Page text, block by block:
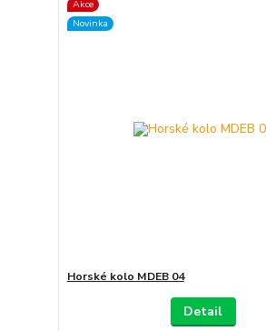
Akce
Novinka
Horské kolo MDEB 04
Detail